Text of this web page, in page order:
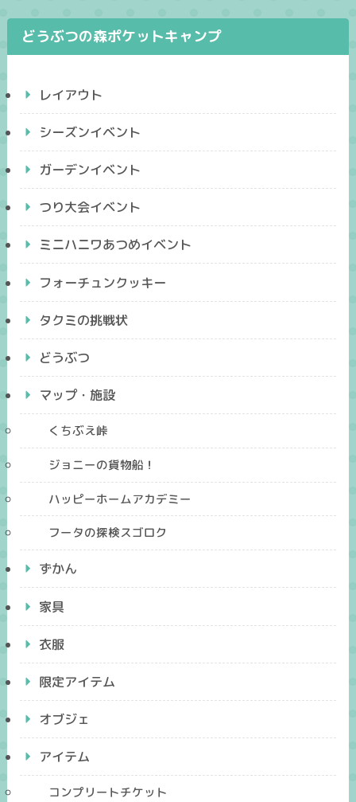
どうぶつの森ポケットキャンプ
レイアウト
シーズンイベント
ガーデンイベント
つり大会イベント
ミニハニワあつめイベント
フォーチュンクッキー
タクミの挑戦状
どうぶつ
マップ・施設
くちぶえ峠
ジョニーの貨物船！
ハッピーホームアカデミー
フータの探検スゴロク
ずかん
家具
衣服
限定アイテム
オブジェ
アイテム
コンプリートチケット